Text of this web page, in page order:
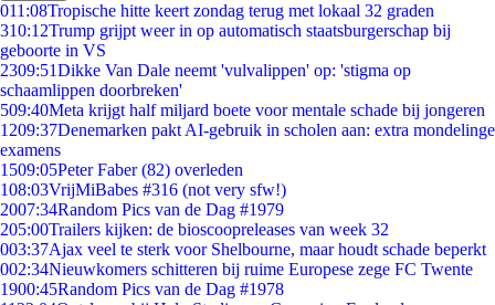
011:08Tropische hitte keert zondag terug met lokaal 32 graden
310:12Trump grijpt weer in op automatisch staatsburgerschap bij
geboorte in VS
2309:51Dikke Van Dale neemt 'vulvalippen' op: 'stigma op
schaamlippen doorbreken'
509:40Meta krijgt half miljard boete voor mentale schade bij jongeren
1209:37Denemarken pakt AI-gebruik in scholen aan: extra mondelinge
examens
1509:05Peter Faber (82) overleden
108:03VrijMiBabes #316 (not very sfw!)
2007:34Random Pics van de Dag #1979
205:00Trailers kijken: de bioscoopreleases van week 32
003:37Ajax veel te sterk voor Shelbourne, maar houdt schade beperkt
002:34Nieuwkomers schitteren bij ruime Europese zege FC Twente
1900:45Random Pics van de Dag #1978